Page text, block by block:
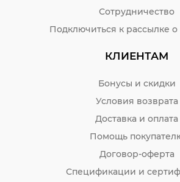
Сотрудничество
Подключиться к рассылке
КЛИЕНТАМ
Бонусы и скидки
Условия возврата
Доставка и оплата
Помощь
Договор-оферта
Спецификации и